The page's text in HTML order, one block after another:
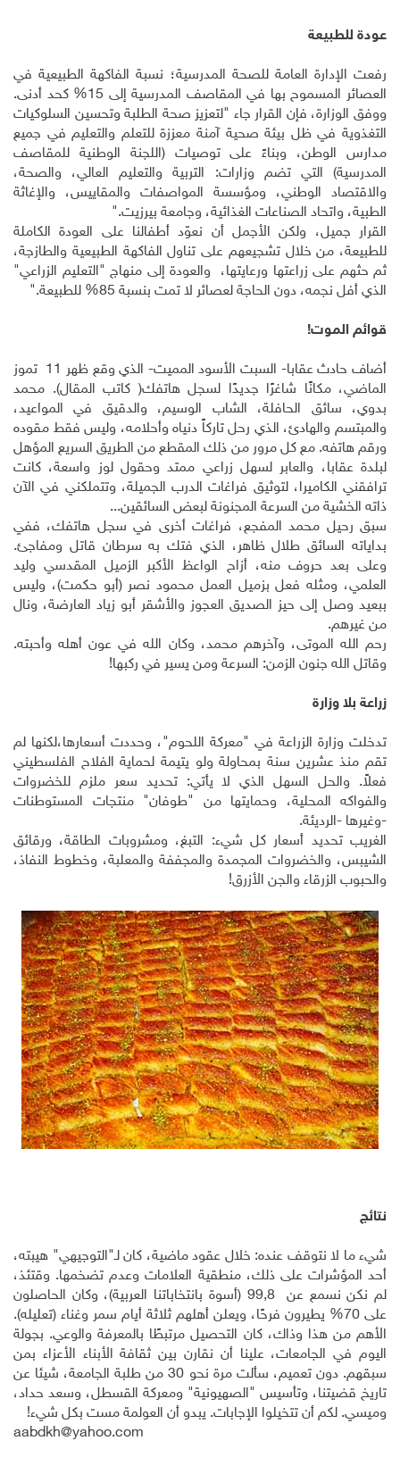
عودة للطبيعة
رفعت الإدارة العامة للصحة المدرسية؛ نسبة الفاكهة الطبيعية في
العصائر المسموح بها في المقاصف المدرسية إلى 15% كحد أدنى.
ووفق الوزارة، فإن القرار جاء "لتعزيز صحة الطلبة وتحسين السلوكيات
التغذوية في ظل بيئة صحية آمنة معززة للتعلم والتعليم في جميع
مدارس الوطن، وبناءً على توصيات (اللجنة الوطنية للمقاصف
المدرسية) التي تضم وزارات: التربية والتعليم العالي، والصحة،
والاقتصاد الوطني، ومؤسسة المواصفات والمقاييس، والإغاثة
الطبية، واتحاد الصناعات الغذائية، وجامعة بيرزيت."
القرار جميل، ولكن الأجمل أن نعوّد أطفالنا على العودة الكاملة
للطبيعة، من خلال تشجيعهم على تناول الفاكهة الطبيعية والطازجة،
ثم حثهم على زراعتها ورعايتها، والعودة إلى منهاج "التعليم الزراعي"
الذي أفل نجمه، دون الحاجة لعصائر لا تمت بنسبة 85% للطبيعة."
قوائم الموت!
أضاف حادث عقابا- السبت الأسود المميت- الذي وقع ظهر 11 تموز
الماضي، مكانًا شاغرًا جديدًا لسجل هاتفك( كاتب المقال). محمد
بدوي، سائق الحافلة، الشاب الوسيم، والدقيق في المواعيد،
والمبتسم والهادئ، الذي رحل تاركاً دنياه وأحلامه، وليس فقط مقوده
ورقم هاتفه. مع كل مرور من ذلك المقطع من الطريق السريع المؤهل
لبلدة عقابا، والعابر لسهل زراعي ممتد وحقول لوز واسعة، كانت
ترافقني الكاميرا، لتوثيق فراغات الدرب الجميلة، وتتملكني في الآن
ذاته الخشية من السرعة المجنونة لبعض السائقين...
سبق رحيل محمد المفجع، فراغات أخرى في سجل هاتفك، ففي
بداياته السائق طلال ظاهر، الذي فتك به سرطان قاتل ومفاجئ.
وعلى بعد حروف منه، أزاح الواعظ الأكبر الزميل المقدسي وليد
العلمي، ومثله فعل بزميل العمل محمود نصر (أبو حكمت)، وليس
ببعيد وصل إلى حيز الصديق العجوز والأشقر أبو زياد العارضة، ونال
من غيرهم.
رحم الله الموتى، وآخرهم محمد، وكان الله في عون أهله وأحبته.
وقاتل الله جنون الزمن: السرعة ومن يسير في ركبها!
زراعة بلا وزارة
تدخلت وزارة الزراعة في "معركة اللحوم"، وحددت أسعارها،لكنها لم
تقم منذ عشرين سنة بمحاولة ولو يتيمة لحماية الفلاح الفلسطيني
فعلاً. والحل السهل الذي لا يأتي: تحديد سعر ملزم للخضروات
والفواكه المحلية، وحمايتها من "طوفان" منتجات المستوطنات
-وغيرها -الرديئة.
الغريب تحديد أسعار كل شيء: التبغ، ومشروبات الطاقة، ورقائق
الشيبس، والخضروات المجمدة والمجففة والمعلبة، وخطوط النفاذ،
والحبوب الزرقاء والجن الأزرق!
نتائج
شيء ما لا نتوقف عنده: خلال عقود ماضية، كان لـ"التوجيهي" هيبته،
أحد المؤشرات على ذلك، منطقية العلامات وعدم تضخمها. وقتئذ،
لم نكن نسمع عن
) 99,8أسوة بانتخاباتنا العربية)، وكان الحاصلون
على 70% يطيرون فرحًا، ويعلن أهلهم ثلاثة أيام سمر وغناء (تعليله).
الأهم من هذا وذاك، كان التحصيل مرتبطًا بالمعرفة والوعي. بجولة
اليوم في الجامعات، علينا أن نقارن بين ثقافة الأبناء الأعزاء بمن
سبقهم. دون تعميم، سألت مرة نحو 30 من طلبة الجامعة، شيئا عن
تاريخ قضيتنا، وتأسيس "الصهيونية" ومعركة القسطل، وسعد حداد،
وميسي. لكم أن تتخيلوا الإجابات. يبدو أن العولمة مست بكل شيء!
aabdkh@yahoo.com